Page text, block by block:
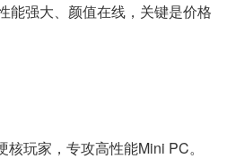
能强大、颜值在线，关键是价格
玩家，专攻高性能Mini PC。